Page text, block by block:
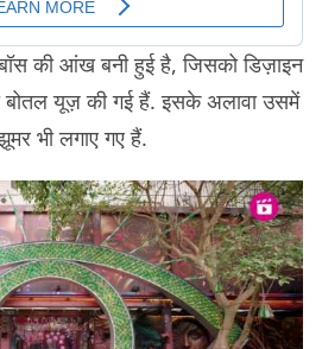
की आंख बनी हुई है, जिसको डिज़ाइन
बोतल यूज़ की गई हैं. इसके अलावा उसमें
भी लगाए गए हैं.